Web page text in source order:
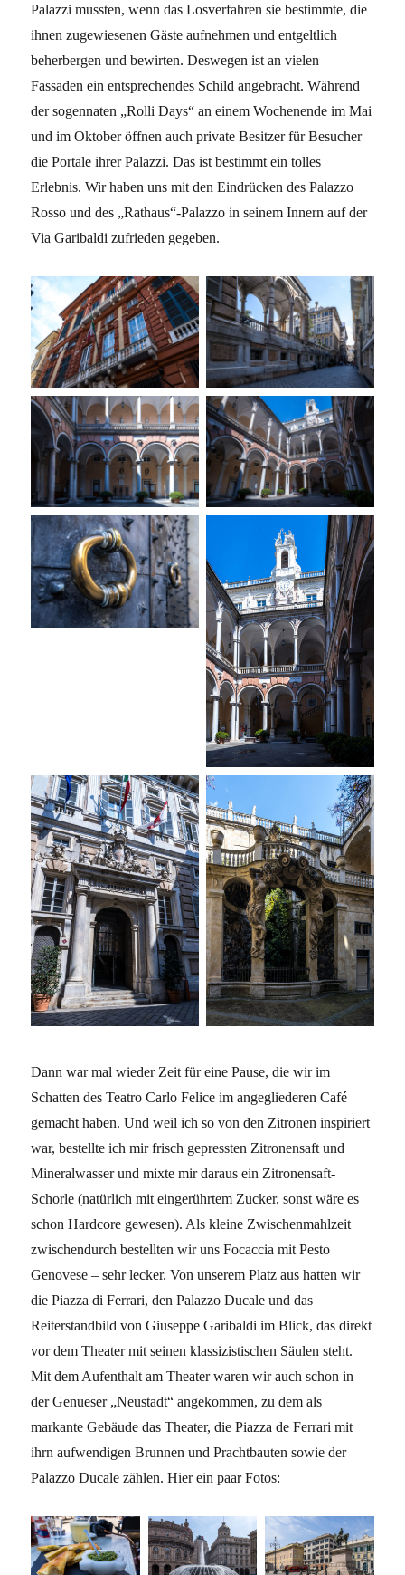
Palazzi mussten, wenn das Losverfahren sie bestimmte, die
ihnen zugewiesenen Gäste aufnehmen und entgeltlich
beherbergen und bewirten. Deswegen ist an vielen
Fassaden ein entsprechendes Schild angebracht. Während
der sogennaten „Rolli Days“ an einem Wochenende im Mai
und im Oktober öffnen auch private Besitzer für Besucher
die Portale ihrer Palazzi. Das ist bestimmt ein tolles
Erlebnis. Wir haben uns mit den Eindrücken des Palazzo
Rosso und des „Rathaus“-Palazzo in seinem Innern auf der
Via Garibaldi zufrieden gegeben.
Dann war mal wieder Zeit für eine Pause, die wir im
Schatten des Teatro Carlo Felice im angegliederen Café
gemacht haben. Und weil ich so von den Zitronen inspiriert
war, bestellte ich mir frisch gepressten Zitronensaft und
Mineralwasser und mixte mir daraus ein Zitronensaft-
Schorle (natürlich mit eingerührtem Zucker, sonst wäre es
schon Hardcore gewesen). Als kleine Zwischenmahlzeit
zwischendurch bestellten wir uns Focaccia mit Pesto
Genovese – sehr lecker. Von unserem Platz aus hatten wir
die Piazza di Ferrari, den Palazzo Ducale und das
Reiterstandbild von Giuseppe Garibaldi im Blick, das direkt
vor dem Theater mit seinen klassizistischen Säulen steht.
Mit dem Aufenthalt am Theater waren wir auch schon in
der Genueser „Neustadt“ angekommen, zu dem als
markante Gebäude das Theater, die Piazza de Ferrari mit
ihrn aufwendigen Brunnen und Prachtbauten sowie der
Palazzo Ducale zählen. Hier ein paar Fotos: